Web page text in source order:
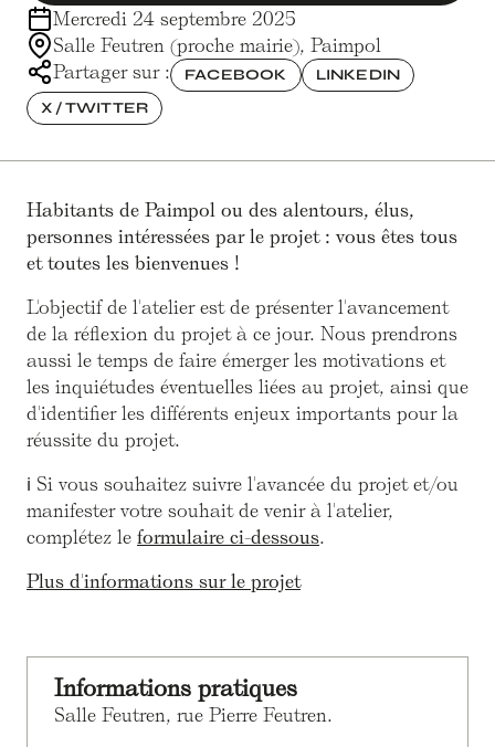
Mercredi 24 septembre 2025
Salle Feutren (proche mairie), Paimpol
Partager sur :
FACEBOOK
LINKEDIN
X / TWITTER
Habitants de Paimpol ou des alentours, élus,
personnes intéressées par le projet : vous êtes tous
et toutes les bienvenues !
L'objectif de l'atelier est de présenter l'avancement
de la réflexion du projet à ce jour. Nous prendrons
aussi le temps de faire émerger les motivations et
les inquiétudes éventuelles liées au projet, ainsi que
d'identifier les différents enjeux importants pour la
réussite du projet.
ℹ️ Si vous souhaitez suivre l'avancée du projet et/ou
manifester votre souhait de venir à l'atelier,
complétez le formulaire ci-dessous.
Plus d'informations sur le projet
Informations pratiques
Salle Feutren, rue Pierre Feutren.